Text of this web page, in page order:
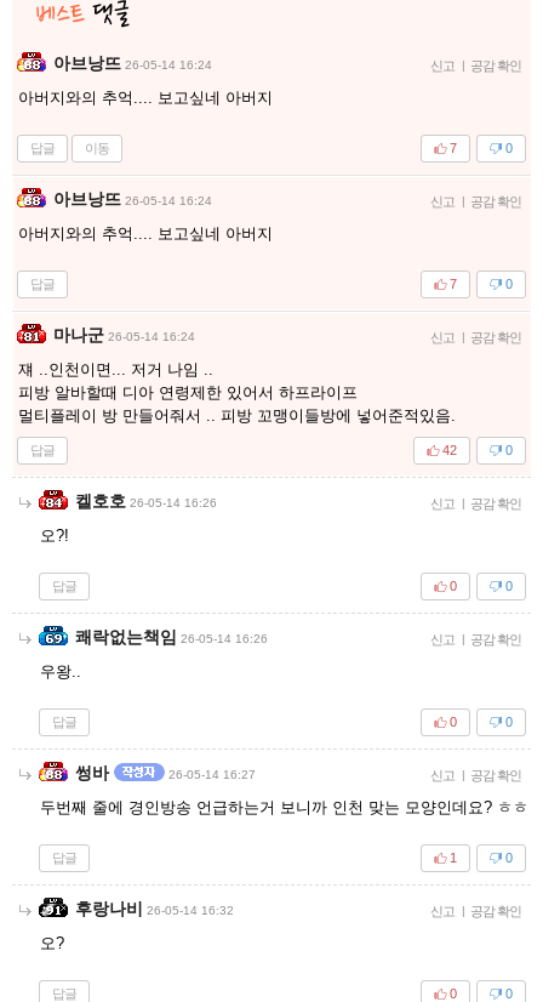
아브낭뜨 26-05-14 16:24 신고 | 공감 확인
아버지와의 추억.... 보고싶네 아버지
답글 이동 0
7
아브낭뜨 26-05-14 16:24 신고 | 공감 확인
아버지와의 추억.... 보고싶네 아버지
답글 0
7
마나군 26-05-14 16:24 신고 | 공감 확인
쟤 ..인천이면... 저거 나임 ..
피방 알바할때 디아 연령제한 있어서 하프라이프
멀티플레이 방 만들어줘서 .. 피방 꼬맹이들방에 넣어준적있음.
답글 0
42
켈호호 26-05-14 16:26 신고 | 공감 확인
오?!
답글 0
0
쾌락없는책임 26-05-14 16:26 신고 | 공감 확인
우왕..
답글 0
0
썽바 26-05-14 16:27 신고 | 공감 확인
두번째 줄에 경인방송 언급하는거 보니까 인천 맞는 모양인데요? ㅎㅎ
답글 0
1
후랑나비 26-05-14 16:32 신고 | 공감 확인
오?
답글 0
0